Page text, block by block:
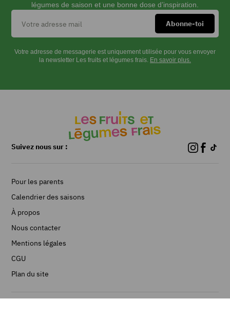
légumes de saison et une bonne dose d’inspiration.
Votre adresse de messagerie est uniquement utilisée pour vous envoyer
la newsletter Les fruits et légumes frais. En savoir plus.
Suivez nous sur :
Pour les parents
Calendrier des saisons
À propos
Nous contacter
Mentions légales
CGU
Plan du site